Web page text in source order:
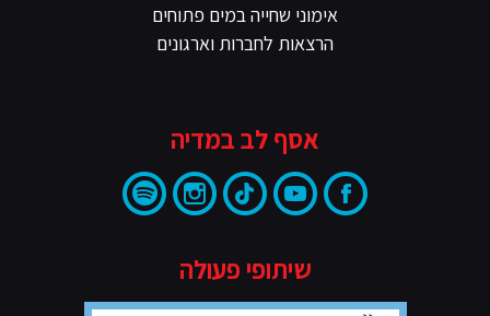
אימוני שחייה במים פתוחים
הרצאות לחברות וארגונים
אסף לב במדיה
שיתופי פעולה